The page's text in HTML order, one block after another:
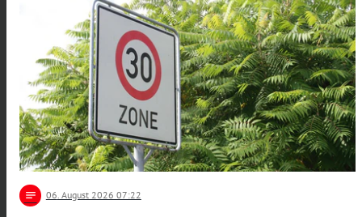
notes 06. August 2026 07:22